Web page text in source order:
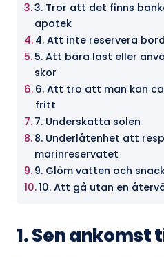
3. Tror att det finns
apotek
4. Att inte reservera
5. Att bära last eller
skor
6. Att tro att man kan
fritt
7. Underskatta solen
8. Underlåtenhet att
marinreservatet
9. Glöm vatten och
10. Att gå utan en
1. Sen ankomst